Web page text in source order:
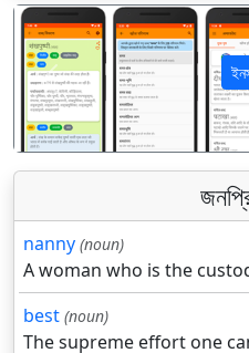
पिछला
nanny (noun)
A woman who is the
best (noun)
The supreme effort one